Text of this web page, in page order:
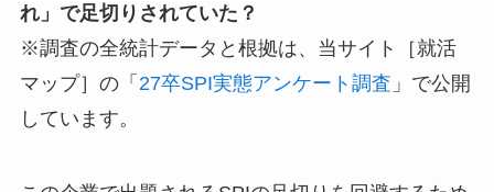
れ」で足切りされていた？
※調査の全統計データと根拠は、当サイト［就活
マップ］の「 27卒SPI実態アンケート調査 」で公開
しています。